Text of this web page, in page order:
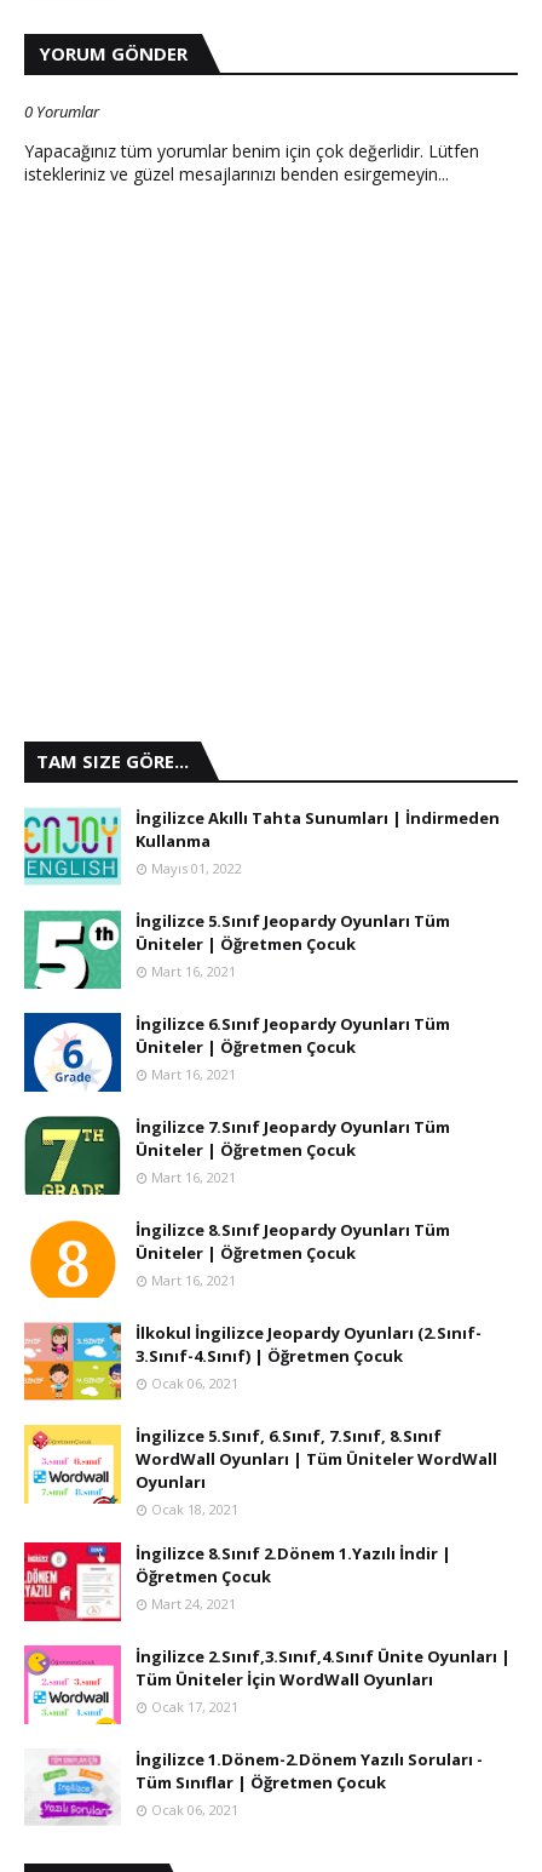
YORUM GÖNDER
0 Yorumlar
Yapacağınız tüm yorumlar benim için çok değerlidir. Lütfen
istekleriniz ve güzel mesajlarınızı benden esirgemeyin...
TAM SIZE GÖRE...
İngilizce Akıllı Tahta Sunumları | İndirmeden
Kullanma
Mayıs 01, 2022
İngilizce 5.Sınıf Jeopardy Oyunları Tüm
Üniteler | Öğretmen Çocuk
Mart 16, 2021
İngilizce 6.Sınıf Jeopardy Oyunları Tüm
Üniteler | Öğretmen Çocuk
Mart 16, 2021
İngilizce 7.Sınıf Jeopardy Oyunları Tüm
Üniteler | Öğretmen Çocuk
Mart 16, 2021
İngilizce 8.Sınıf Jeopardy Oyunları Tüm
Üniteler | Öğretmen Çocuk
Mart 16, 2021
İlkokul İngilizce Jeopardy Oyunları (2.Sınıf-
3.Sınıf-4.Sınıf) | Öğretmen Çocuk
Ocak 06, 2021
İngilizce 5.Sınıf, 6.Sınıf, 7.Sınıf, 8.Sınıf
WordWall Oyunları | Tüm Üniteler WordWall
Oyunları
Ocak 18, 2021
İngilizce 8.Sınıf 2.Dönem 1.Yazılı İndir |
Öğretmen Çocuk
Mart 24, 2021
İngilizce 2.Sınıf,3.Sınıf,4.Sınıf Ünite Oyunları |
Tüm Üniteler İçin WordWall Oyunları
Ocak 17, 2021
İngilizce 1.Dönem-2.Dönem Yazılı Soruları -
Tüm Sınıflar | Öğretmen Çocuk
Ocak 06, 2021